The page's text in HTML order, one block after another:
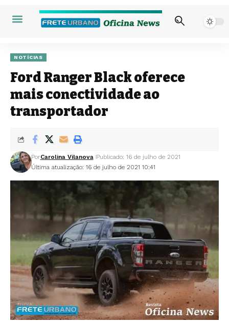
NOTÍCIAS
Ford Ranger Black oferece
mais conectividade ao
transportador
Última atualização: 16 de julho de 2021 10:41
PorCarolina Vilanova Publicado: 16 de julho de 2021